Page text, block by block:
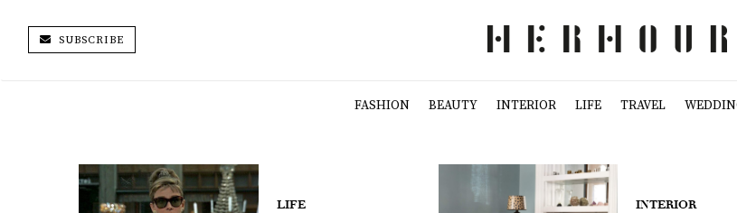
SUBSCRIBE
FASHION BEAUTY INTERIOR LIFE TRAVEL
LIFE INTERIOR